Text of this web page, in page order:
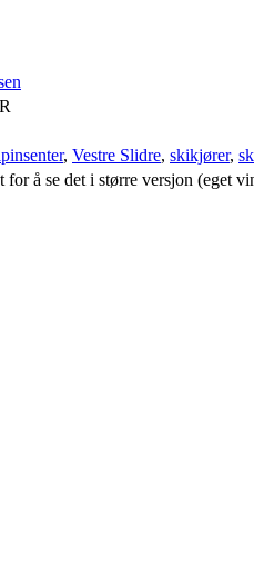
, Vestre Slidre, skikjører,
å se det i større versjon (eget